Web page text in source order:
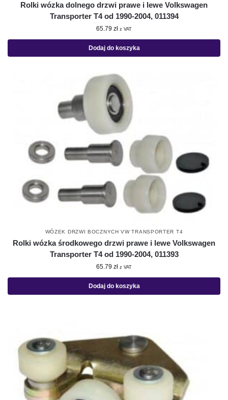
Rolki wózka dolnego drzwi prawe i lewe Volkswagen
Transporter T4 od 1990-2004, 011394
65.79 zł z VAT
Dodaj do koszyka
WÓZEK DRZWI BOCZNYCH VW TRANSPORTER T4
Rolki wózka środkowego drzwi prawe i lewe Volkswagen
Transporter T4 od 1990-2004, 011393
65.79 zł z VAT
Dodaj do koszyka